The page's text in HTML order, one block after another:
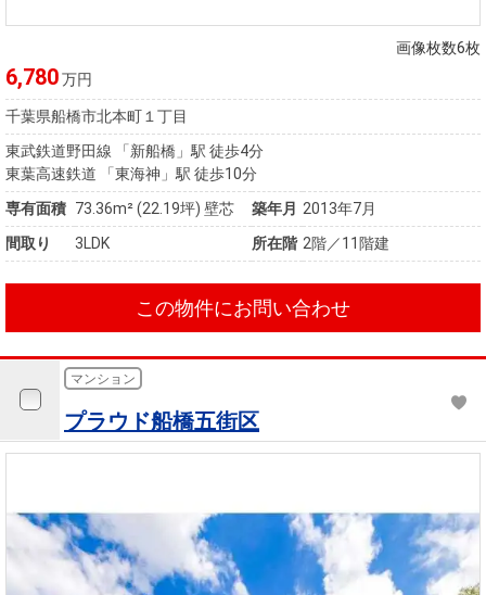
画像枚数6枚
6,780万円
千葉県船橋市北本町１丁目
東武鉄道野田線 「新船橋」駅 徒歩4分
東葉高速鉄道 「東海神」駅 徒歩10分
専有面積 73.36m²(22.19坪) 壁芯 築年月 2013年7月
間取り
3LDK 所在階 2階／11階建
この物件にお問い合わせ
マンション
プラウド船橋五街区